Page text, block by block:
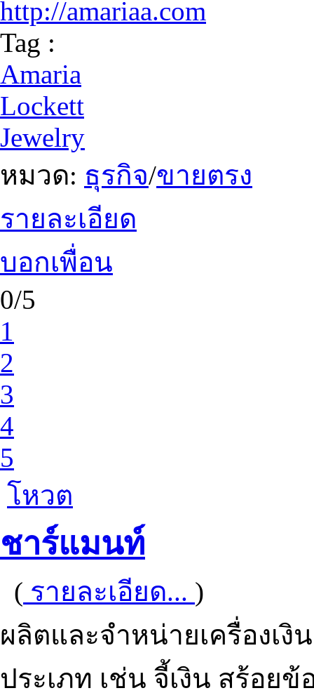
http://amariaa.com
Tag :
Amaria
Lockett
Jewelry
หมวด: ธุรกิจ/ขายตรง
รายละเอียด
บอกเพื่อน
0/5
1
2
3
4
5
โหวต
ชาร์แมนท์
( รายละเอียด... )
ผลิตและจำหน่ายเครื่องเงิ
ประเภท เช่น จี้เงิน สร้อย